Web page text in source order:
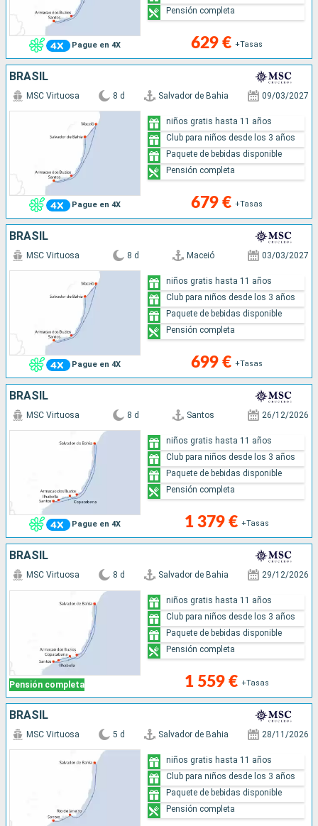
Pague en 4X 629 € +Tasas
Pensión completa
BRASIL
Pague en 4X
MSC Virtuosa 8 d Salvador de Bahia 09/03/2027
679 € +Tasas
niños gratis hasta 11 años
Club para niños desde los 3 años
Paquete de bebidas disponible
Pensión completa
BRASIL
Pague en 4X
MSC Virtuosa 8 d Maceió 03/03/2027
699 € +Tasas
niños gratis hasta 11 años
Club para niños desde los 3 años
Paquete de bebidas disponible
Pensión completa
BRASIL
Pague en 4X
MSC Virtuosa 8 d Santos 26/12/2026
1 379 € +Tasas
niños gratis hasta 11 años
Club para niños desde los 3 años
Paquete de bebidas disponible
Pensión completa
BRASIL
Pensión completa
MSC Virtuosa 8 d Salvador de Bahia 29/12/2026
1 559 € +Tasas
niños gratis hasta 11 años
Club para niños desde los 3 años
Paquete de bebidas disponible
Pensión completa
BRASIL
MSC Virtuosa 5 d Salvador de Bahia 28/11/2026
niños gratis hasta 11 años
Club para niños desde los 3 años
Paquete de bebidas disponible
Pensión completa